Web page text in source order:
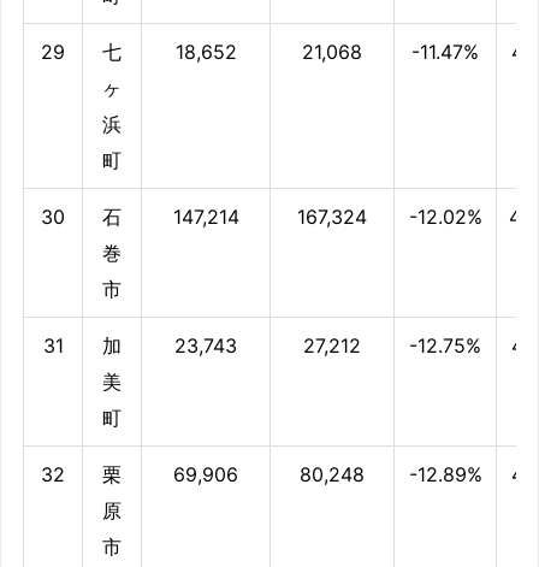
29
七
ヶ
浜
町
18,652 21,068 -11.47%
30
石
巻
市
147,214 167,324 -12.02%
31
加
美
町
23,743 27,212 -12.75%
32
栗
原
市
69,906 80,248 -12.89%